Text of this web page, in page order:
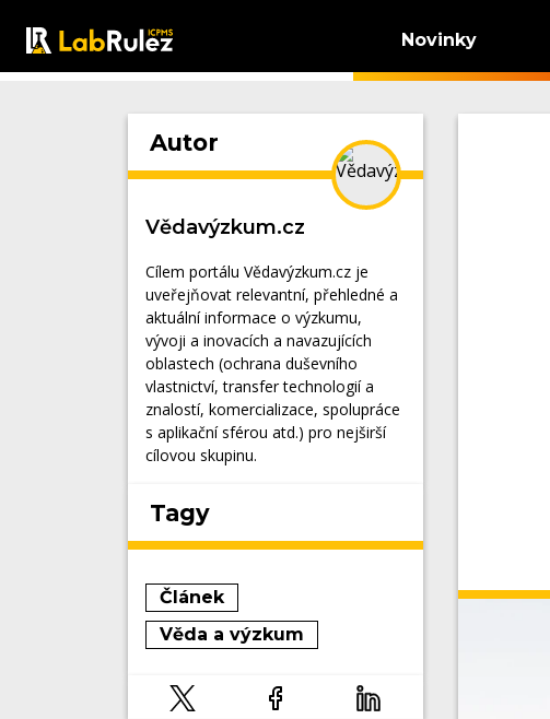
Novinky
Autor
Vědavýzkum.cz
Cílem portálu Vědavýzkum.cz je
uveřejňovat relevantní, přehledné a
aktuální informace o výzkumu,
vývoji a inovacích a navazujících
oblastech (ochrana duševního
vlastnictví, transfer technologií a
znalostí, komercializace, spolupráce
s aplikační sférou atd.) pro nejširší
cílovou skupinu.
Tagy
Článek
Věda a výzkum